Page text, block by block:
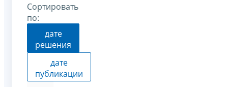
Сортировать
по:
дате
решения
дате
публикации